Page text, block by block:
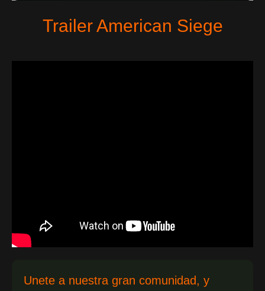
Trailer American Siege
Unete a nuestra gran comunidad, y